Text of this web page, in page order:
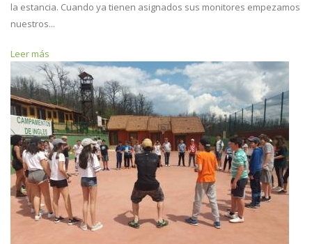
la estancia. Cuando ya tienen asignados sus monitores empezamos
nuestros...
Leer más